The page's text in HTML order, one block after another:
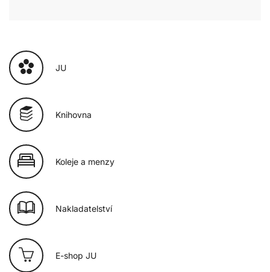
JU
Knihovna
Koleje a menzy
Nakladatelství
E-shop JU